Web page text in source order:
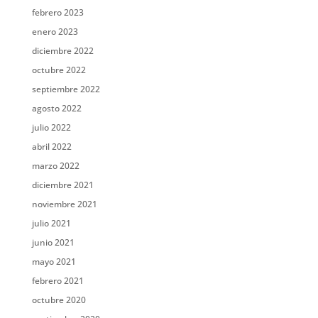
febrero 2023
enero 2023
diciembre 2022
octubre 2022
septiembre 2022
agosto 2022
julio 2022
abril 2022
marzo 2022
diciembre 2021
noviembre 2021
julio 2021
junio 2021
mayo 2021
febrero 2021
octubre 2020